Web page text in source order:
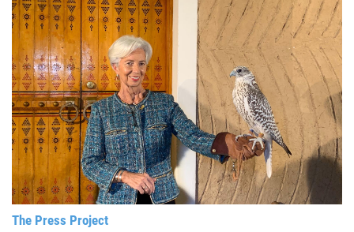
The Press Project